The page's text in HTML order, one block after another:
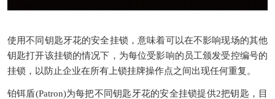
使用不同钥匙牙花的安全挂锁，意味着可以在不影响现场的其他
钥匙打开该挂锁的情况下，为每位受影响的员工颁发受控编号的
挂锁，以防止企业在所有上锁挂牌操作点之间出现任何重复。
铂铒盾(Patron)为每把不同钥匙牙花的安全挂锁提供2把钥匙，目